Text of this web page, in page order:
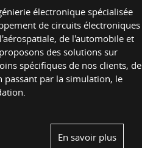
électronique spécialisée
de circuits électroniques
de l'automobile et
des solutions sur
spécifiques de nos clients, de
passant par la simulation, le
En savoir plus